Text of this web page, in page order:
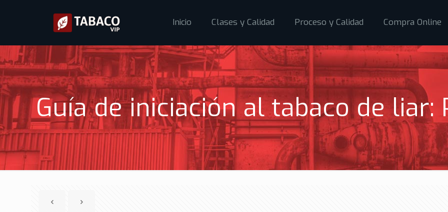
Inicio Clases y Calidad Proceso y Calidad Compra Online
Guía de iniciación al tabaco de liar: